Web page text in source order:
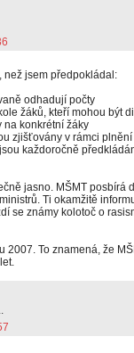
než jsem předpokládal:
odhadují počty
žáků, kteří mohou být
na konkrétní žáky
zjišťovány v rámci
každoročně
jasno. MŠMT posbírá
Ti okamžitě
se známy kolotoč o
2007. To znamená, že